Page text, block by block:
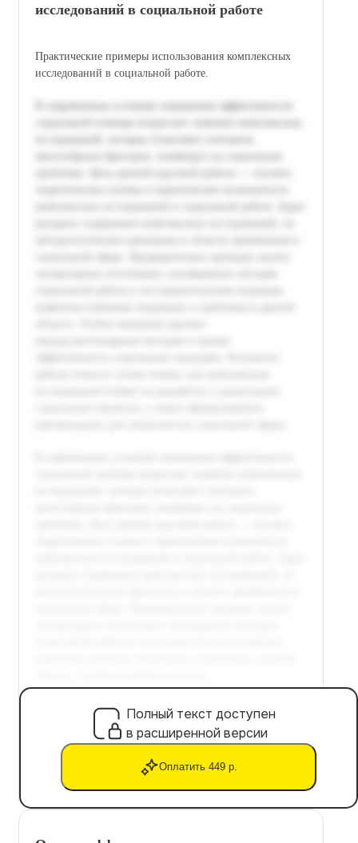
исследований в социальной работе
Практические примеры использования комплексных
исследований в социальной работе.
Полный текст доступен
в расширенной версии
Оплатить 449 р.